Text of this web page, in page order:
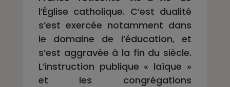
l’Église catholique. C’est dualité
s’est exercée notamment dans
le domaine de l’éducation, et
s’est aggravée à la fin du siècle.
L’instruction publique « laïque »
et les congrégations